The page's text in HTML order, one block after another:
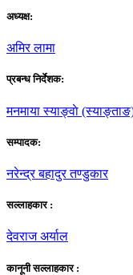
अध्यक्ष:
अमिर लामा
प्रबन्ध निर्देशक:
मनमाया स्याङ्वाे
सम्पादक:
नरेन्द्र बहादुर तण्डुकार
सल्लाहकार :
देवराज अर्याल
कानूनी सल्लाहकार :